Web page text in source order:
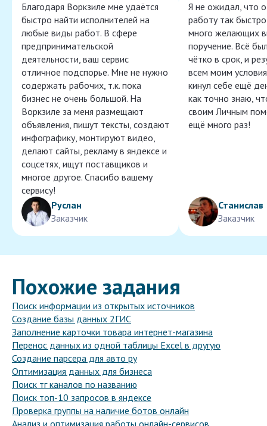
Благодаря Воркзиле мне удаётся
быстро найти исполнителей на
любые виды работ. В сфере
предпринимательской
деятельности, ваш сервис
отличное подспорье. Мне не нужно
содержать рабочих, т.к. пока
бизнес не очень большой. На
Воркзиле за меня размещают
объявления, пишут тексты, создают
инфографику, монтируют видео,
делают сайты, рекламу в яндексе и
соцсетях, ищут поставщиков и
многое другое. Спасибо вашему
сервису!
Руслан
Заказчик
Я не ожидал, что
работу так
много желающих
поручение. Всё
чётко в срок, и
всем моим
кинул себе ещё
как точно знаю,
своим Личным
ещё много раз!
Станислав
Заказчик
Похожие задания
Поиск информации из открытых источников
Создание базы данных 2ГИС
Заполнение карточки товара интернет-магазина
Перенос данных из одной таблицы Excel в другую
Создание парсера для авто ру
Оптимизация данных для бизнеса
Поиск тг каналов по названию
Поиск топ-10 запросов в яндексе
Проверка группы на наличие ботов онлайн